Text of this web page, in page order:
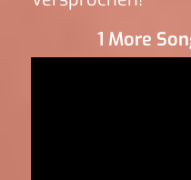
1 More